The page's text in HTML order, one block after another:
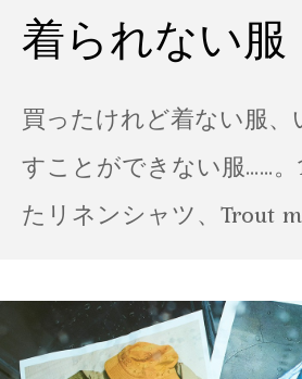
着られない服
買ったけれど着ない服
すことができない服……
たリネンシャツ、Trout